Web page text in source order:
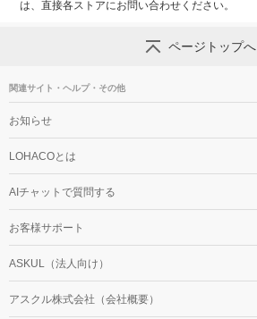
は、直接各ストアにお問い合わせください。
ページトップへ
関連サイト・ヘルプ・その他
お知らせ
LOHACOとは
AIチャットで質問する
お客様サポート
ASKUL（法人向け）
アスクル株式会社（会社概要）